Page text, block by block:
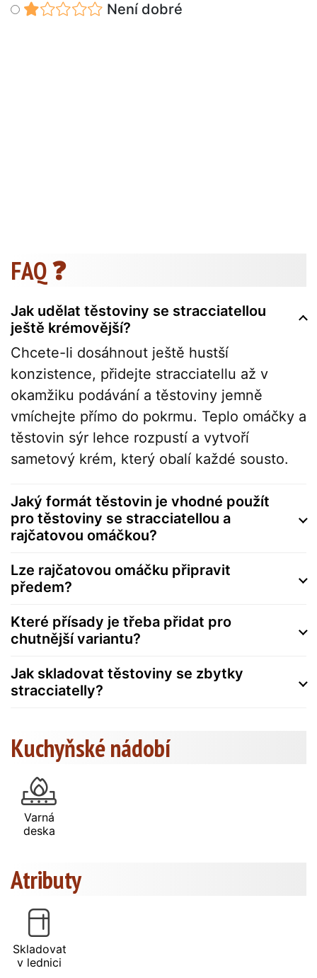
Není dobré
FAQ ❓
Jak udělat těstoviny se stracciatellou
ještě krémovější?
Chcete-li dosáhnout ještě hustší
konzistence, přidejte stracciatellu až v
okamžiku podávání a těstoviny jemně
vmíchejte přímo do pokrmu. Teplo omáčky a
těstovin sýr lehce rozpustí a vytvoří
sametový krém, který obalí každé sousto.
Jaký formát těstovin je vhodné použít
pro těstoviny se stracciatellou a
rajčatovou omáčkou?
Lze rajčatovou omáčku připravit
předem?
Které přísady je třeba přidat pro
chutnější variantu?
Jak skladovat těstoviny se zbytky
stracciatelly?
Kuchyňské nádobí
Varná
deska
Atributy
Skladovat
v lednici